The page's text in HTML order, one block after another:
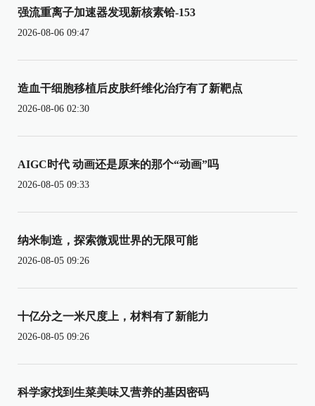
强流重离子加速器发现新核素铪-153
2026-08-06 09:47
造血干细胞移植后皮肤纤维化治疗有了新靶点
2026-08-06 02:30
AIGC时代 动画还是原来的那个“动画”吗
2026-08-05 09:33
纳米制造，探索微观世界的无限可能
2026-08-05 09:26
十亿分之一米尺度上，材料有了新能力
2026-08-05 09:26
科学家找到生菜美味又营养的基因密码